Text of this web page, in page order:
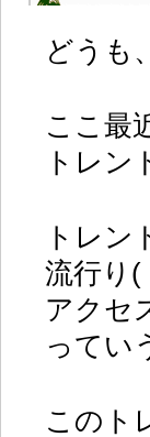
どうも
ここ最
トレン
トレン
流行り(
アクセ
ってい
このト